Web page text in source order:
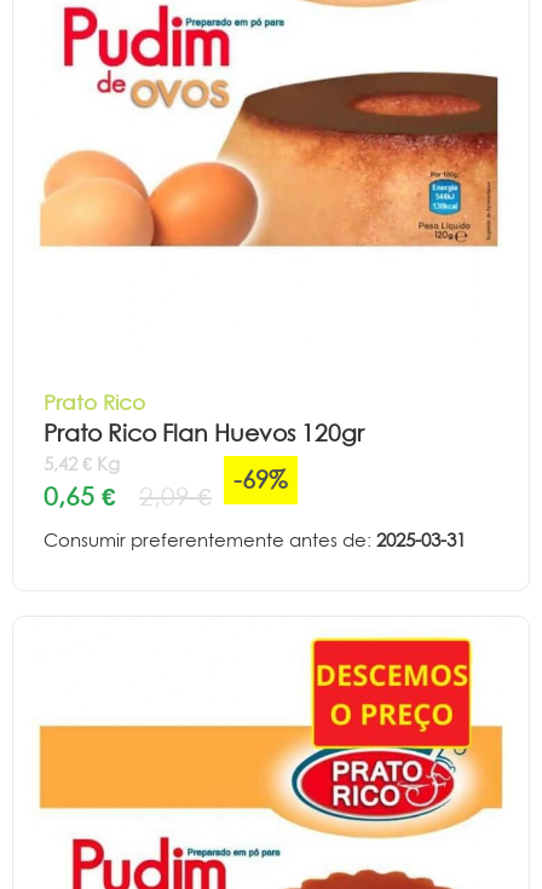
Prato Rico
Prato Rico Flan Huevos 120gr
5,42 € Kg
0,65 € 2,09 €
-69%
Consumir preferentemente antes de: 2025-03-31